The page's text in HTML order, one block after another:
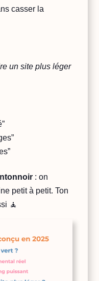
casser la
un site plus léger
: on
petit à petit. Ton
🧘